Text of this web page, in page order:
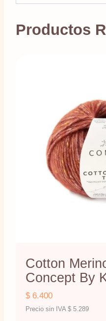
Productos
Cotton
Concept By
$ 6.400
Precio sin IVA $ 5.289